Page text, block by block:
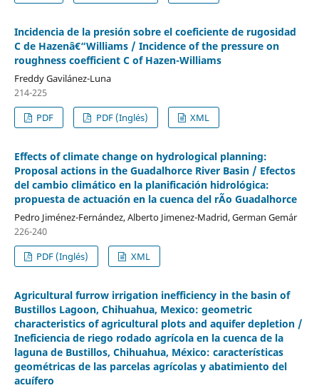
Incidencia de la presión sobre el coeficiente de rugosidad
C de Hazenâ€“Williams / Incidence of the pressure on
roughness coefficient C of Hazen-Williams
Freddy Gavilánez-Luna
214-225
PDF
PDF (Inglés) XML
Effects of climate change on hydrological planning:
Proposal actions in the Guadalhorce River Basin / Efectos
del cambio climático en la planificación hidrológica:
propuesta de actuación en la cuenca del rÃ­o Guadalhorce
Pedro Jiménez-Fernández, Alberto Jimenez-Madrid, German Gemár
226-240
PDF (Inglés)
XML
Agricultural furrow irrigation inefficiency in the basin of
Bustillos Lagoon, Chihuahua, Mexico: geometric
characteristics of agricultural plots and aquifer depletion /
Ineficiencia de riego rodado agrícola en la cuenca de la
laguna de Bustillos, Chihuahua, México: características
geométricas de las parcelas agrícolas y abatimiento del
acuífero